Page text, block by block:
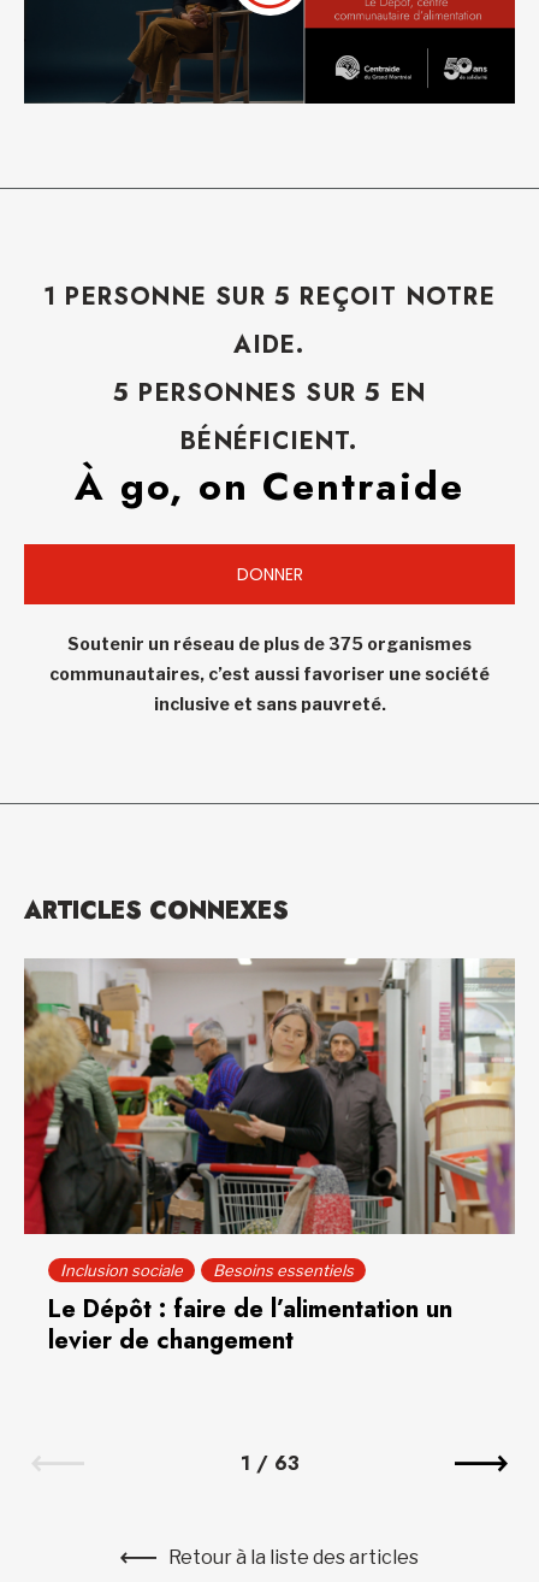
1 PERSONNE SUR 5 REÇOIT NOTRE
AIDE.
5 PERSONNES SUR 5 EN
BÉNÉFICIENT.
À go, on Centraide
DONNER
Soutenir un réseau de plus de 375 organismes
communautaires, c’est aussi favoriser une société
inclusive et sans pauvreté.
ARTICLES CONNEXES
Inclusion sociale Besoins essentiels
Le Dépôt : faire de l’alimentation un
levier de changement
1 / 63
Retour à la liste des articles